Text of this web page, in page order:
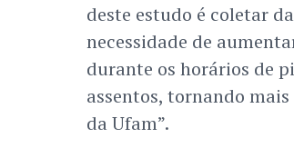
deste estudo é coletar
necessidade de
durante os horários de
assentos, tornando
da Ufam”.